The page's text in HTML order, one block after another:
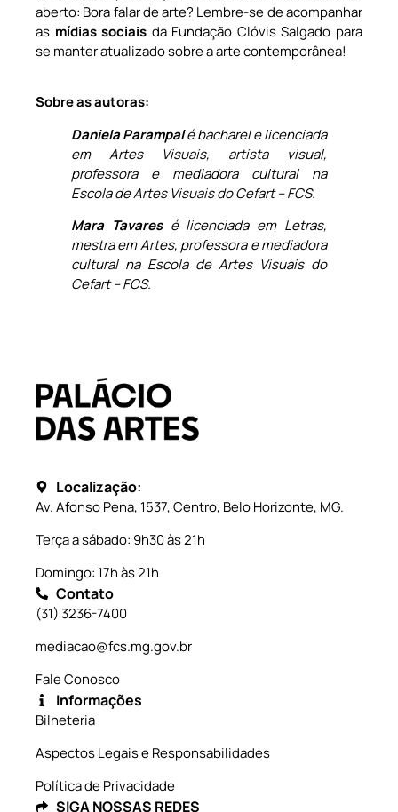
aberto: Bora falar de arte? Lembre-se de acompanhar
as mídias sociais da Fundação Clóvis Salgado para
se manter atualizado sobre a arte contemporânea!
Sobre as autoras:
Daniela Parampalé bacharel e licenciada
em Artes Visuais, artista visual,
professora e mediadora cultural na
Escola de Artes Visuais do Cefart – FCS.
Mara Tavaresé licenciada em Letras,
mestra em Artes, professora e mediadora
cultural na Escola de Artes Visuais do
Cefart – FCS.
Localização:
Av. Afonso Pena, 1537, Centro, Belo Horizonte, MG.
Terça a sábado: 9h30 às 21h
Domingo: 17h às 21h
Contato
(31) 3236-7400
mediacao@fcs.mg.gov.br
Fale Conosco
Informações
Bilheteria
Aspectos Legais e Responsabilidades
Política de Privacidade
SIGA NOSSAS REDES